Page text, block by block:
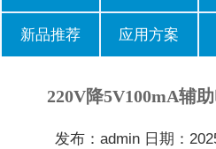
新品推荐 应用方案
220V降5V100mA辅
发布：admin 日期：